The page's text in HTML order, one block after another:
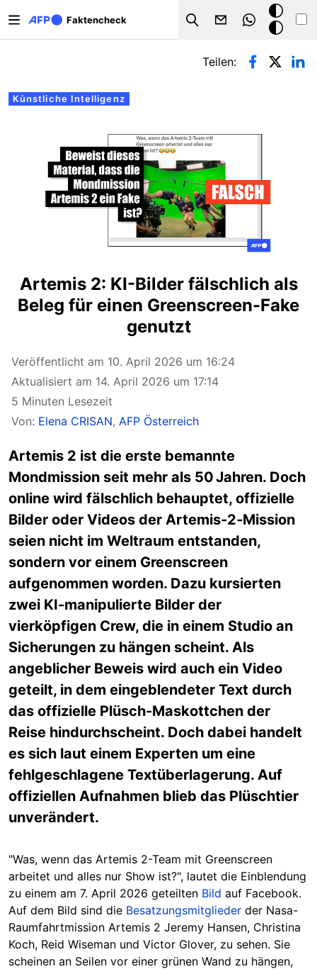
Faktencheck
Search
Dark
Mode
Primäre Reiter
Künstliche Intelligenz
Teilen:
Artemis 2: KI-Bilder fälschlich als
Beleg für einen Greenscreen-Fake
genutzt
Veröffentlicht am 10. April 2026 um 16:24
Aktualisiert am 14. April 2026 um 17:14
5 Minuten Lesezeit
Von: Elena CRISAN, AFP Österreich
Artemis 2 ist die erste bemannte
Mondmission seit mehr als 50 Jahren. Doch
online wird fälschlich behauptet, offizielle
Bilder oder Videos der Artemis‑2‑Mission
seien nicht im Weltraum entstanden,
sondern vor einem Greenscreen
aufgenommen worden. Dazu kursierten
zwei KI-manipulierte Bilder der
vierköpfigen Crew, die in einem Studio an
Sicherungen zu hängen scheint. Als
angeblicher Beweis wird auch ein Video
geteilt, in dem eingeblendeter Text durch
das offizielle Plüsch-Maskottchen der
Reise hindurchscheint. Doch dabei handelt
es sich laut einem Experten um eine
fehlgeschlagene Textüberlagerung. Auf
offiziellen Aufnahmen blieb das Plüschtier
unverändert.
"Was, wenn das Artemis 2-Team mit Greenscreen
arbeitet und alles nur Show ist?", lautet die Einblendung
zu einem am 7. April 2026 geteilten Bild auf Facebook.
Auf dem Bild sind die Besatzungsmitglieder der Nasa-
Raumfahrtmission Artemis 2 Jeremy Hansen, Christina
Koch, Reid Wiseman und Victor Glover, zu sehen. Sie
scheinen an Seilen vor einer grünen Wand zu hängen,